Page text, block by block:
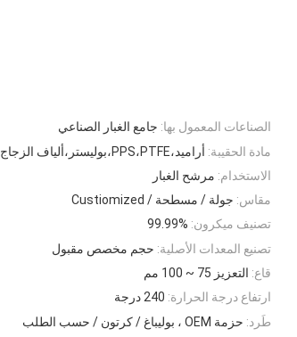
الصناعات المعمول بها: جامع الغبار الصناعي
مادة الحقيبة: أراميد،PPS،PTFE،بوليستر،ألياف الزجاج
الاستخدام: مرشح الغبار
مقاس: جولة / مسطحة / Custiomized
تصنيف ميكرون: 99.99%
تصنيع المعدات الأصلية: حجم مخصص مقبول
قاع: التعزيز 75 ~ 100 مم
ارتفاع درجة الحرارة: 240 درجة
طَرد: حزمة OEM ، بوليباغ / كرتون / حسب الطلب